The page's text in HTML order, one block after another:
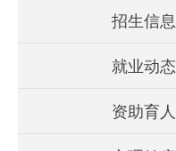
招生信息
就业动态
资助育人